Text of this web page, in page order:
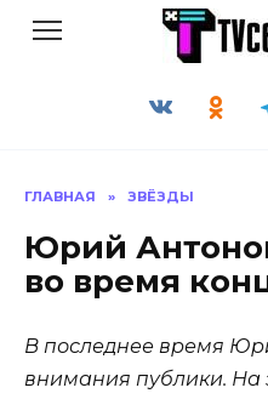
ГЛАВНАЯ » ЗВЁЗДЫ
Юрий
во время
В последнее время
внимания публики. На